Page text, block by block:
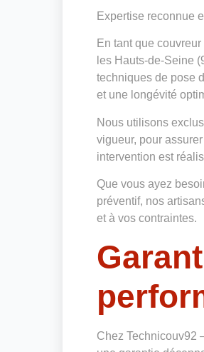
Expertise reconnue
En tant que
les Hauts-de-Seine
techniques de pose
et une longévité
Nous utilisons
vigueur, pour
intervention est
Que vous ayez
préventif, nos
et à vos contraintes.
Chez Technicouv92